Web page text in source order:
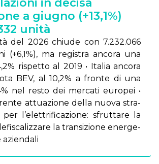
in decisa
a giugno (+13,1%)
unità
del 2026 chiu­de con 7.232.066
(+6,1%), ma re­gi­stra an­co­ra una
ri­spet­to al 2019 • Ita­lia an­co­ra
BEV, al 10,2% a fron­te di una
nel re­sto dei mer­ca­ti eu­ro­pei •
at­tua­zio­ne del­la nuo­va stra­
l’e­let­tri­fi­ca­zio­ne: sfrut­ta­re la
la tran­si­zio­ne ener­ge­